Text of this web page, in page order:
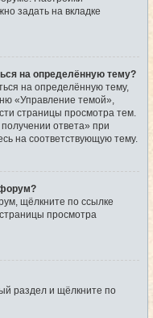
задать на вкладке
на определённую тему?
на определённую тему,
«Управление темой»,
страницы просмотра тем.
ответа» при
на соответствующую тему.
щёлкните по ссылке
просмотра
раздел и щёлкните по